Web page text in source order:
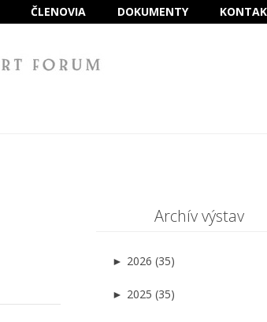
ČLENOVIA DOKUMENTY
Archív výstav
► 2026 (35)
► 2025 (35)